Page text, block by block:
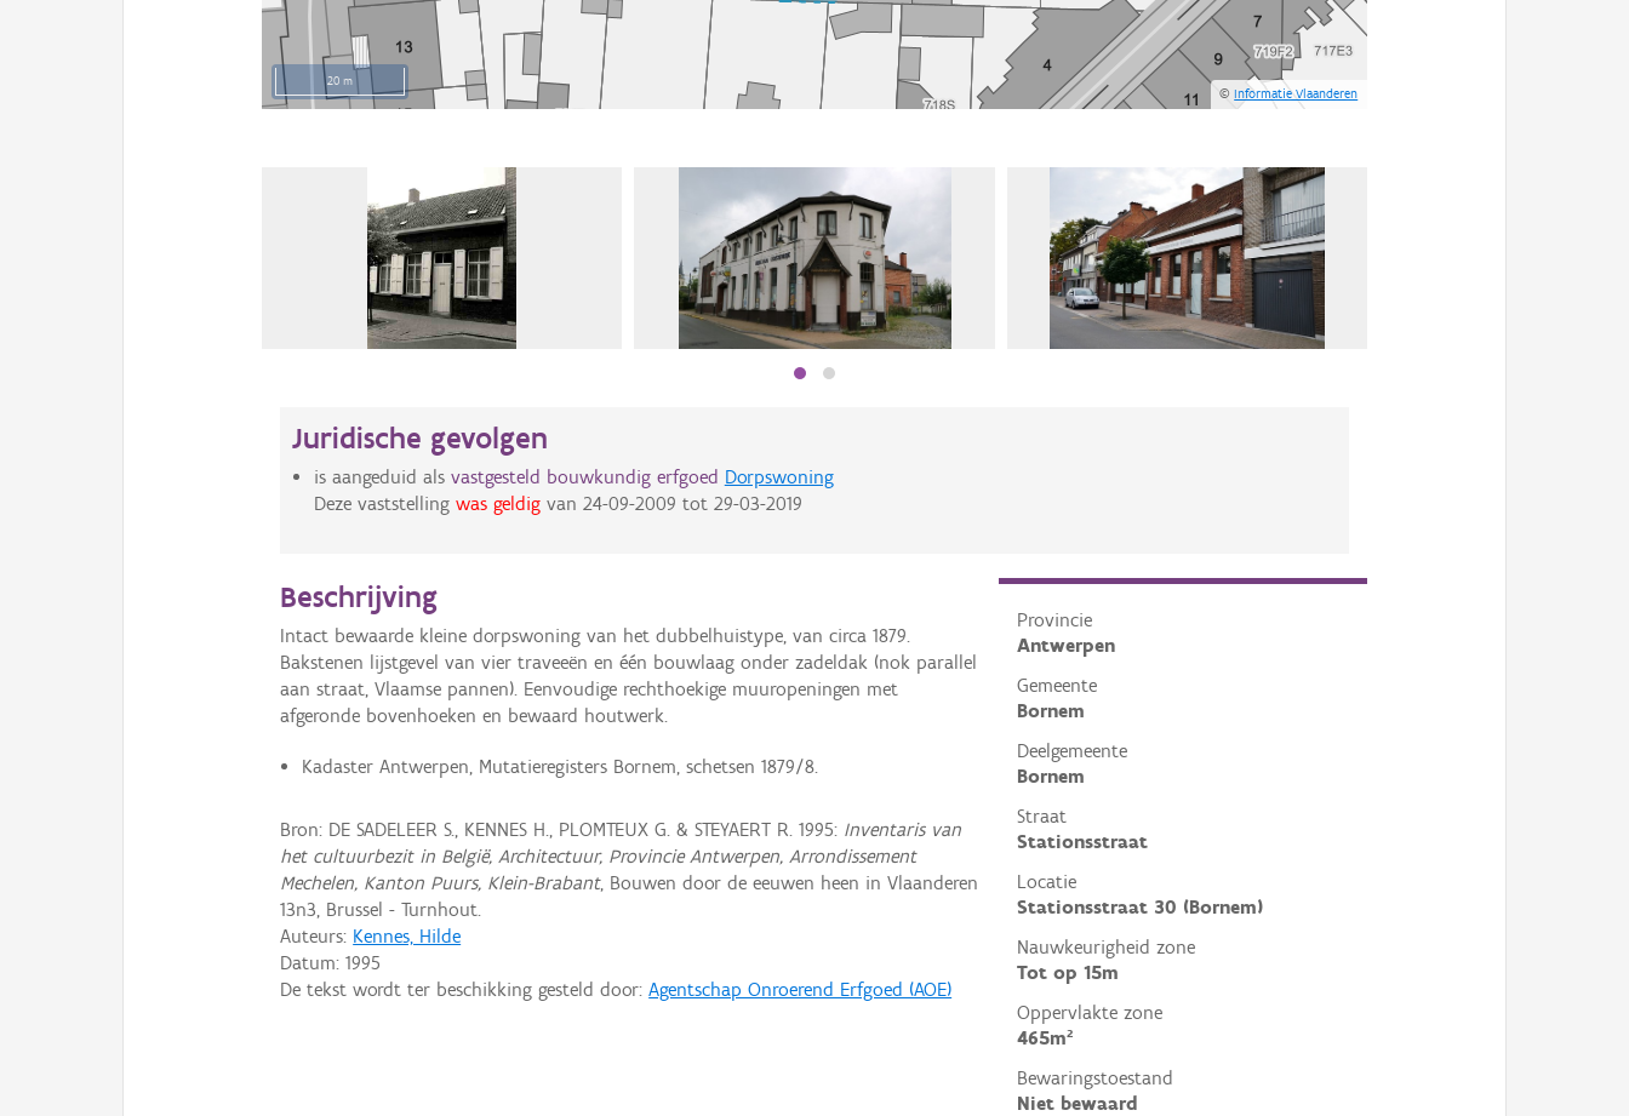
20 m
©Informatie Vlaanderen
Juridische gevolgen
is aangeduid als vastgesteld bouwkundig erfgoed Dorpswoning
Deze vaststelling was geldigvan 24-09-2009 tot 29-03-2019
Provincie
Antwerpen
Gemeente
Bornem
Deelgemeente
Bornem
Straat
Stationsstraat
Locatie
Stationsstraat 30 (Bornem)
Nauwkeurigheid zone
Tot op 15m
Oppervlakte zone
465m²
Bewaringstoestand
Niet bewaard
Beschrijving
Intact bewaarde kleine dorpswoning van het dubbelhuistype, van circa 1879.
Bakstenen lijstgevel van vier traveeën en één bouwlaag onder zadeldak (nok parallel
aan straat, Vlaamse pannen). Eenvoudige rechthoekige muuropeningen met
afgeronde bovenhoeken en bewaard houtwerk.
Kadaster Antwerpen, Mutatieregisters Bornem, schetsen 1879/8.
Bron: DE SADELEER S., KENNES H., PLOMTEUX G. & STEYAERT R. 1995: Inventaris van
het cultuurbezit in België, Architectuur, Provincie Antwerpen, Arrondissement
Mechelen, Kanton Puurs, Klein-Brabant, Bouwen door de eeuwen heen in Vlaanderen
13n3, Brussel - Turnhout.
Auteurs: Kennes, Hilde
Datum:1995
De tekst wordt ter beschikking gesteld door:Agentschap Onroerend Erfgoed (AOE)